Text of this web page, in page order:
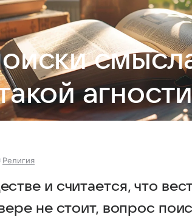
Религия
и считается, что
не стоит, вопрос